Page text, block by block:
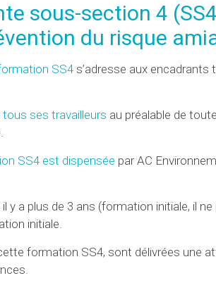
sous-section 4
du risque
SS4s’adresse aux
ses travailleurs au préalable de
SS4 est dispensée par AC
y a plus de 3 ans (formation initiale, il
initiale.
formation SS4, sont délivrées une